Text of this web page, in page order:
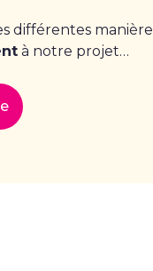
différentes
à notre projet…